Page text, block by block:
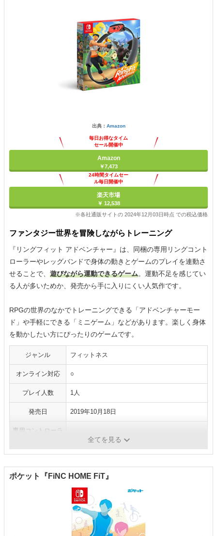
出典： Amazon
毎日お得なタイム
セール開催中
Amazon
￥7,473
24時間タイムセー
ル毎日開催中
楽天市場
￥ 12,538
※各社通販サイトの 2024年12月03日時点 での税込価格
ファンタジー世界を冒険しながらトレーニング
『リングフィット アドベンチャー』は、同梱の専用リングコント
ローラーやレッグバンドで身体の動きとゲームのプレイを連動さ
せることで、 遊びながら運動できるゲーム。運動不足を感じてい
る人が多いためか、発売から手に入りにくい人気作です。
RPGの世界のなかでトレーニングできる「アドベンチャーモー
ド」や手軽にできる「ミニゲーム」などがあります。楽しく身体
を動かしたい方にぴったりのゲームです。
ジャンル フィットネス
オンライン対応 ○
プレイ人数 1人
発売日 2019年10月18日
専用コントローラ
全てを見る
ポケット『FiNC HOME FiT』